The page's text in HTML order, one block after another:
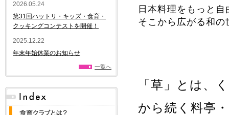
日本料理をもっと自
そこから広がる和の
「草」とは、
から続く料亭
2026.05.24
第31回ハットリ・キッズ・食育・
クッキングコンテストを開催！
2025.12.22
年末年始休業のお知らせ
一覧へ